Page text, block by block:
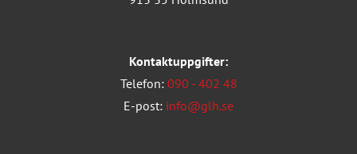
Kontaktuppgifter:
Telefon: 090 - 402 48
E-post: info@glh.se